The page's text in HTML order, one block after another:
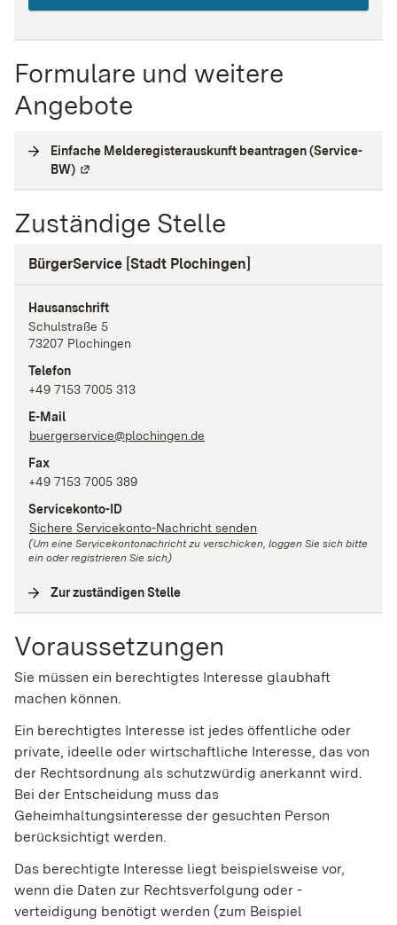
Formulare und weitere
Angebote
Einfache Melderegisterauskunft beantragen (Service-
BW) Externe Verlinkung
Zuständige Stelle
BürgerService [Stadt Plochingen]
Hausanschrift
Schulstraße 5
73207 Plochingen
Telefon
+49 7153 7005 313
E-Mail
buergerservice@plochingen.de
Fax
+49 7153 7005 389
Servicekonto-ID
Sichere Servicekonto-Nachricht senden
(Um eine Servicekontonachricht zu verschicken, loggen Sie sich bitte
ein oder registrieren Sie sich)
Zur zuständigen Stelle
Voraussetzungen
Sie müssen ein berechtigtes Interesse glaubhaft
machen können.
Ein berechtigtes Interesse ist jedes öffentliche oder
private, ideelle oder wirtschaftliche Interesse, das von
der Rechtsordnung als schutzwürdig anerkannt wird.
Bei der Entscheidung muss das
Geheimhaltungsinteresse der gesuchten Person
berücksichtigt werden.
Das berechtigte Interesse liegt beispielsweise vor,
wenn die Daten zur Rechtsverfolgung oder -
verteidigung benötigt werden (zum Beispiel